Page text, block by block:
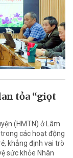
tỏa “giọt
(HMTN) ở Lâm
các hoạt động
khẳng định vai trò
sức khỏe Nhân